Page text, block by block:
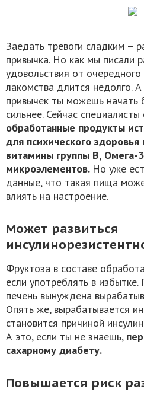
Заедать тревоги сладким –
привычка. Но как мы писали
удовольствия от
лакомства длится недолго.
привычек ты можешь начать
сильнее. Сейчас
обработанные продукты
для психического
витамины группы В, Омега-
микроэлементов. Но уже
данные, что такая пища
влиять на настроение.
Может развиться
Фруктоза в составе
если употреблять в
печень вынуждена
Опять же, вырабатывается
становится причиной
А это, если ты не знаешь,
сахарному диабету.
Повышается риск